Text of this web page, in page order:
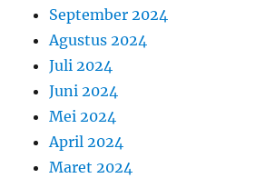
September 2024
Agustus 2024
Juli 2024
Juni 2024
Mei 2024
April 2024
Maret 2024